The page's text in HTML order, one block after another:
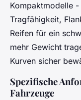
Kompaktmodelle
Tragfähigkeit,
Reifen für ein
mehr Gewicht
Kurven sicher
Spezifische
Fahrzeuge